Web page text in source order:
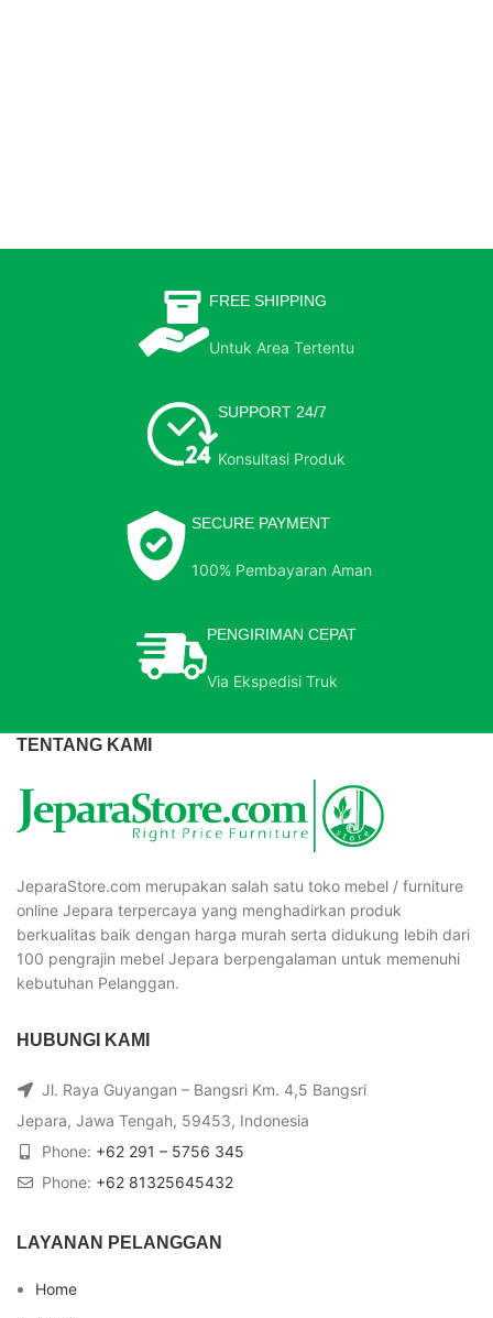
FREE SHIPPING
Untuk Area Tertentu
SUPPORT 24/7
Konsultasi Produk
SECURE PAYMENT
100% Pembayaran Aman
PENGIRIMAN CEPAT
Via Ekspedisi Truk
TENTANG KAMI
JeparaStore.com merupakan salah satu toko mebel / furniture
online Jepara terpercaya yang menghadirkan produk
berkualitas baik dengan harga murah serta didukung lebih dari
100 pengrajin mebel Jepara berpengalaman untuk memenuhi
kebutuhan Pelanggan.
HUBUNGI KAMI
Jl. Raya Guyangan – Bangsri Km. 4,5 Bangsri
Jepara, Jawa Tengah, 59453, Indonesia
Phone: +62 291 – 5756 345
Phone: +62 81325645432
LAYANAN PELANGGAN
Home